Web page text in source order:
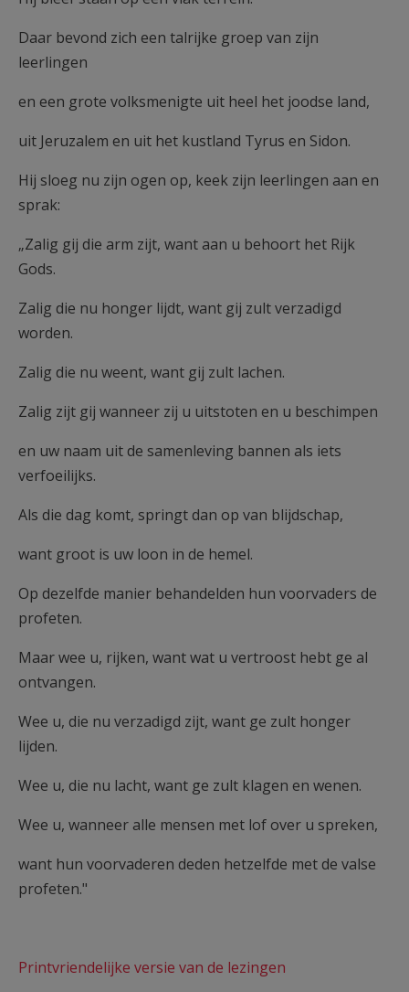
Daar bevond zich een talrijke groep van zijn
leerlingen
en een grote volksmenigte uit heel het joodse land,
uit Jeruzalem en uit het kustland Tyrus en Sidon.
Hij sloeg nu zijn ogen op, keek zijn leerlingen aan en
sprak:
„Zalig gij die arm zijt, want aan u behoort het Rijk
Gods.
Zalig die nu honger lijdt, want gij zult verzadigd
worden.
Zalig die nu weent, want gij zult lachen.
Zalig zijt gij wanneer zij u uitstoten en u beschimpen
en uw naam uit de samenleving bannen als iets
verfoeilijks.
Als die dag komt, springt dan op van blijdschap,
want groot is uw loon in de hemel.
Op dezelfde manier behandelden hun voorvaders de
profeten.
Maar wee u, rijken, want wat u vertroost hebt ge al
ontvangen.
Wee u, die nu verzadigd zijt, want ge zult honger
lijden.
Wee u, die nu lacht, want ge zult klagen en wenen.
Wee u, wanneer alle mensen met lof over u spreken,
want hun voorvaderen deden hetzelfde met de valse
profeten."
Printvriendelijke versie van de lezingen